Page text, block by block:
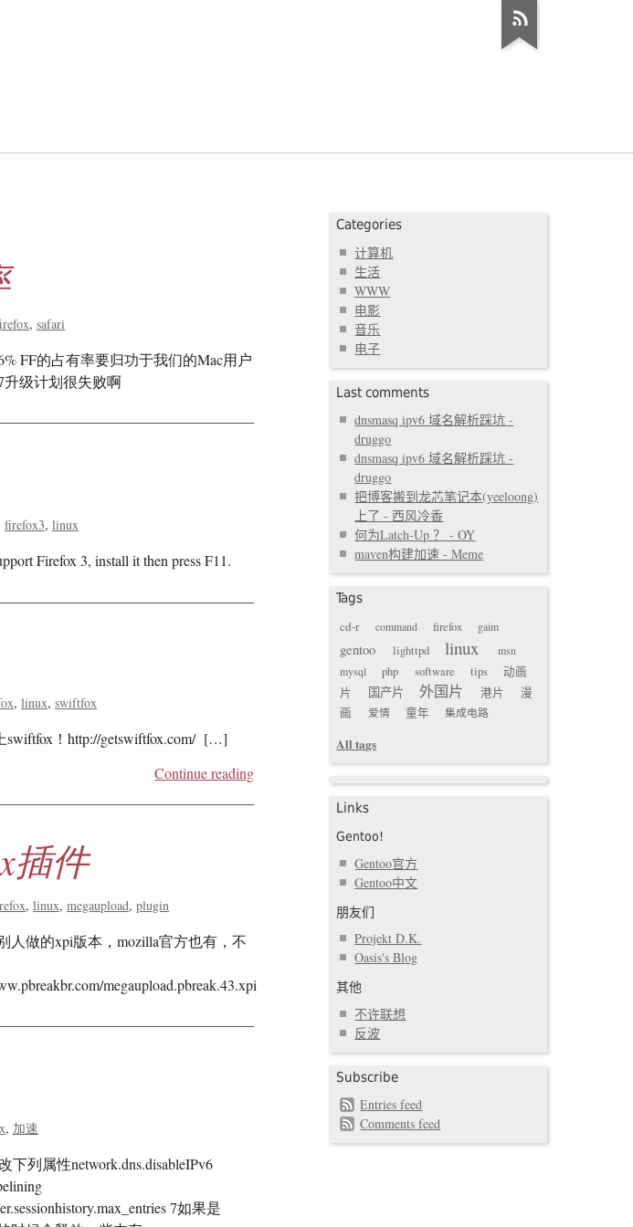
safari
FF的占有率要归功于我们的Mac用户
升级计划很失败啊
firefox3 linux
Firefox 3, install it then press F11.
linux swiftfox
！http://getswiftfox.com/ […]
Continue reading
插件
linux megaupload plugin
人做的xpi版本，mozilla官方也有，不
megaupload.pbreak.43.xpi
加速
列属性network.dns.disableIPv6
7如果是
Categories
计算机
生活
WWW
电影
音乐
电子
Last comments
dnsmasq ipv6 域名解析踩坑 -
druggo
dnsmasq ipv6 域名解析踩坑 -
druggo
把博客搬到龙芯笔记本(yeeloong)
上了 - 西风冷香
何为Latch-Up ？ - OY
maven构建加速 - Meme
Tags
cd-r
command firefox gaim
gentoo lighttpd linux
msn
mysql
php software tips
动画
片
国产片 外国片 港片
漫
画
爱情 童年 集成电路
All tags
Links
Gentoo!
Gentoo官方
Gentoo中文
朋友们
Projekt D.K.
Oasis's Blog
其他
不许联想
反波
Subscribe
Entries feed
Comments feed